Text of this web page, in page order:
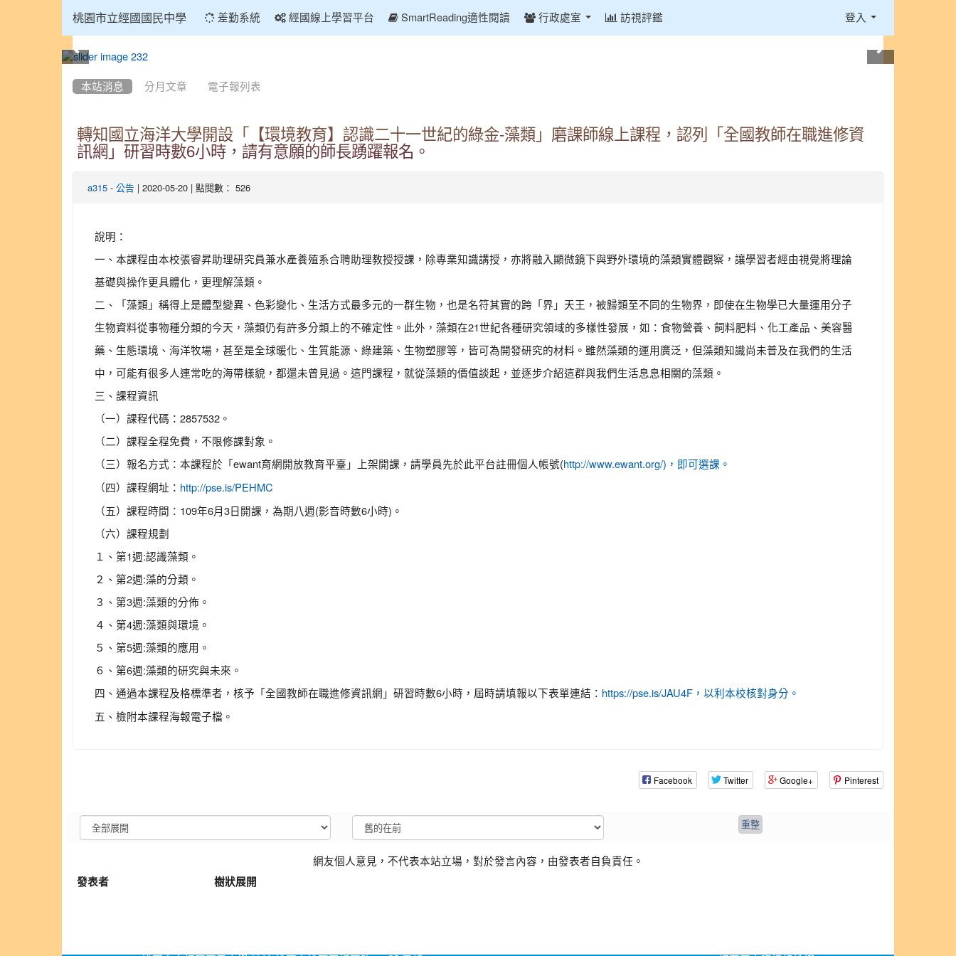
桃園市立經國國民中學 差勤系統 經國線上學習平台 SmartReading適性閱讀 行政處室 訪視評鑑 登入
本站消息 分月文章 電子報列表
轉知國立海洋大學開設「【環境教育】認識二十一世紀的綠金-藻類」磨課師線上課程，認列「全國教師在職進修資
訊網」研習時數6小時，請有意願的師長踴躍報名。
a315 - 公告 | 2020-05-20 | 點閱數： 526
說明：
一、本課程由本校張睿昇助理研究員兼水產養殖系合聘助理教授授課，除專業知識講授，亦將融入顯微鏡下與野外環境的藻類實體觀察，讓學習者經由視覺將理論
基礎與操作更具體化，更理解藻類。
二、「藻類」稱得上是體型變異、色彩變化、生活方式最多元的一群生物，也是名符其實的跨「界」天王，被歸類至不同的生物界，即使在生物學已大量運用分子
生物資料從事物種分類的今天，藻類仍有許多分類上的不確定性。此外，藻類在21世紀各種研究領域的多樣性發展，如：食物營養、飼料肥料、化工產品、美容醫
藥、生態環境、海洋牧場，甚至是全球暖化、生質能源、綠建築、生物塑膠等，皆可為開發研究的材料。雖然藻類的運用廣泛，但藻類知識尚未普及在我們的生活
中，可能有很多人連常吃的海帶樣貌，都還未曾見過。這門課程，就從藻類的價值談起，並逐步介紹這群與我們生活息息相關的藻類。
三、課程資訊
（一）課程代碼：2857532。
（二）課程全程免費，不限修課對象。
（三）報名方式：本課程於「ewant育網開放教育平臺」上架開課，請學員先於此平台註冊個人帳號( http://www.ewant.org/)，即可選課。
（四）課程網址： http://pse.is/PEHMC
（五）課程時間：109年6月3日開課，為期八週(影音時數6小時)。
（六）課程規劃
１、第1週:認識藻類。
２、第2週:藻的分類。
３、第3週:藻類的分佈。
４、第4週:藻類與環境。
５、第5週:藻類的應用。
６、第6週:藻類的研究與未來。
四、通過本課程及格標準者，核予「全國教師在職進修資訊網」研習時數6小時，屆時請填報以下表單連結： https://pse.is/JAU4F，以利本校核對身分。
五、檢附本課程海報電子檔。
Facebook Twitter Google+ Pinterest
網友個人意見，不代表本站立場，對於發言內容，由發表者自負責任。
發表者
樹狀展開